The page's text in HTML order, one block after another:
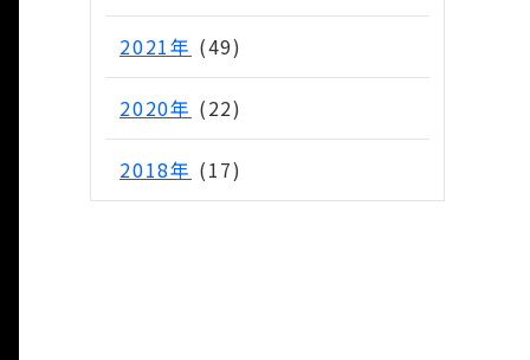
2021年 (49)
2020年 (22)
2018年 (17)